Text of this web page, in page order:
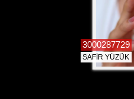
3000287729
SAFİR YÜZÜK